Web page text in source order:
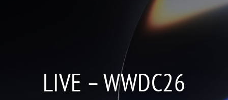
LIVE – WWDC26